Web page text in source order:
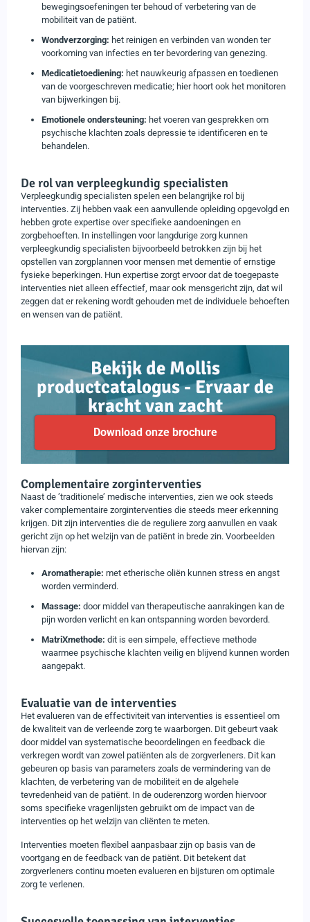
bewegingsoefeningen ter behoud of verbetering van de
mobiliteit van de patiënt.
Wondverzorging: het reinigen en verbinden van wonden ter
voorkoming van infecties en ter bevordering van genezing.
Medicatietoediening: het nauwkeurig afpassen en toedienen
van de voorgeschreven medicatie; hier hoort ook het monitoren
van bijwerkingen bij.
Emotionele ondersteuning: het voeren van gesprekken om
psychische klachten zoals depressie te identificeren en te
behandelen.
De rol van verpleegkundig specialisten
Verpleegkundig specialisten spelen een belangrijke rol bij
interventies. Zij hebben vaak een aanvullende opleiding opgevolgd en
hebben grote expertise over specifieke aandoeningen en
zorgbehoeften. In instellingen voor langdurige zorg kunnen
verpleegkundig specialisten bijvoorbeeld betrokken zijn bij het
opstellen van zorgplannen voor mensen met dementie of ernstige
fysieke beperkingen. Hun expertise zorgt ervoor dat de toegepaste
interventies niet alleen effectief, maar ook mensgericht zijn, dat wil
zeggen dat er rekening wordt gehouden met de individuele behoeften
en wensen van de patiënt.
Bekijk de Mollis
productcatalogus - Ervaar de
kracht van zacht
Download onze brochure
Complementaire zorginterventies
Naast de ’traditionele’ medische interventies, zien we ook steeds
vaker complementaire zorginterventies die steeds meer erkenning
krijgen. Dit zijn interventies die de reguliere zorg aanvullen en vaak
gericht zijn op het welzijn van de patiënt in brede zin. Voorbeelden
hiervan zijn:
Aromatherapie: met etherische oliën kunnen stress en angst
worden verminderd.
Massage: door middel van therapeutische aanrakingen kan de
pijn worden verlicht en kan ontspanning worden bevorderd.
MatriXmethode: dit is een simpele, effectieve methode
waarmee psychische klachten veilig en blijvend kunnen worden
aangepakt.
Evaluatie van de interventies
Het evalueren van de effectiviteit van interventies is essentieel om
de kwaliteit van de verleende zorg te waarborgen. Dit gebeurt vaak
door middel van systematische beoordelingen en feedback die
verkregen wordt van zowel patiënten als de zorgverleners. Dit kan
gebeuren op basis van parameters zoals de vermindering van de
klachten, de verbetering van de mobiliteit en de algehele
tevredenheid van de patiënt. In de ouderenzorg worden hiervoor
soms specifieke vragenlijsten gebruikt om de impact van de
interventies op het welzijn van cliënten te meten.
Interventies moeten flexibel aanpasbaar zijn op basis van de
voortgang en de feedback van de patiënt. Dit betekent dat
zorgverleners continu moeten evalueren en bijsturen om optimale
zorg te verlenen.